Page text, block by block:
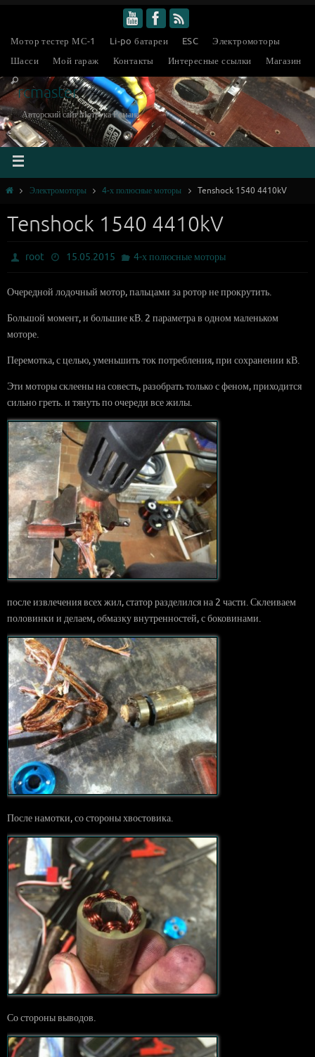
Мотор тестер МС-1 Li-po батареи ESC
Электромоторы
Шасси
Мой гараж Контакты Интересные ссылки Магазин
rcmaster
Авторский сайт Мотрука Романа
Электромоторы 4-х полюсные моторы Tenshock 1540 4410kV
Tenshock 1540 4410kV
root 15.05.2015 4-х полюсные моторы
Очередной лодочный мотор, пальцами за ротор не прокрутить.
Большой момент, и большие кВ. 2 параметра в одном маленьком
моторе.
Перемотка, с целью, уменьшить ток потребления, при сохранении кВ.
Эти моторы склеены на совесть, разобрать только с феном, приходится
сильно греть. и тянуть по очереди все жилы.
после извлечения всех жил, статор разделился на 2 части. Склеиваем
половинки и делаем, обмазку внутренностей, с боковинами.
После намотки, со стороны хвостовика.
Со стороны выводов.